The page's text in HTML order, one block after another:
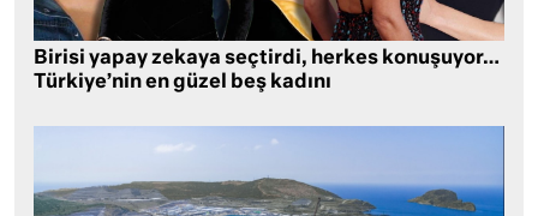
Birisi yapay zekaya seçtirdi, herkes konuşuyor…
Türkiye’nin en güzel beş kadını